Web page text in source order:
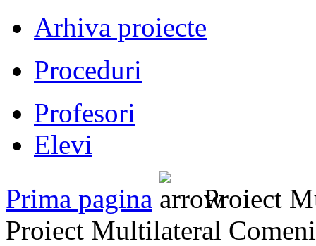
Arhiva proiecte
Proceduri
Profesori
Elevi
Prima pagina
Proiect
Proiect Multilateral